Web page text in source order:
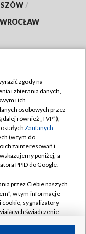
/
WROCŁAW
zgody na
i zbierania danych,
i ich
osobowych przez
również „TVP”),
Zaufanych
(w tym do
zainteresowań i
poniżej, a
PPID do Google.
przez Ciebie naszych
w tym informacje
cookie, sygnalizatory
świadczenie